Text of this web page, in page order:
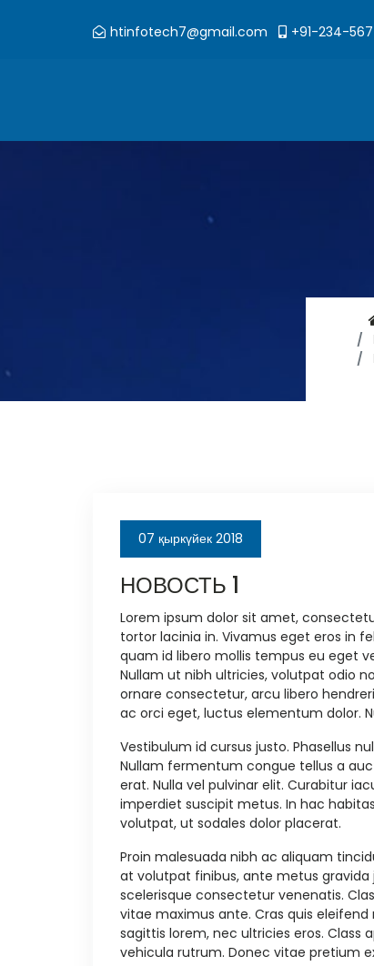
htinfotech7@gmail.com +91-234-
07 қыркүйек 2018
НОВОСТЬ 1
Lorem ipsum dolor sit amet,
tortor lacinia in. Vivamus eget eros in
quam id libero mollis tempus eu eget
Nullam ut nibh ultricies, volutpat odio
ornare consectetur, arcu libero
ac orci eget, luctus elementum dolor.
Vestibulum id cursus justo. Phasellus
Nullam fermentum congue tellus a
erat. Nulla vel pulvinar elit. Curabitur
imperdiet suscipit metus. In hac
volutpat, ut sodales dolor placerat.
Proin malesuada nibh ac aliquam
at volutpat finibus, ante metus gravida
scelerisque consectetur venenatis.
vitae maximus ante. Cras quis eleifend
sagittis lorem, nec ultricies eros. Class
vehicula rutrum. Donec vitae pretium